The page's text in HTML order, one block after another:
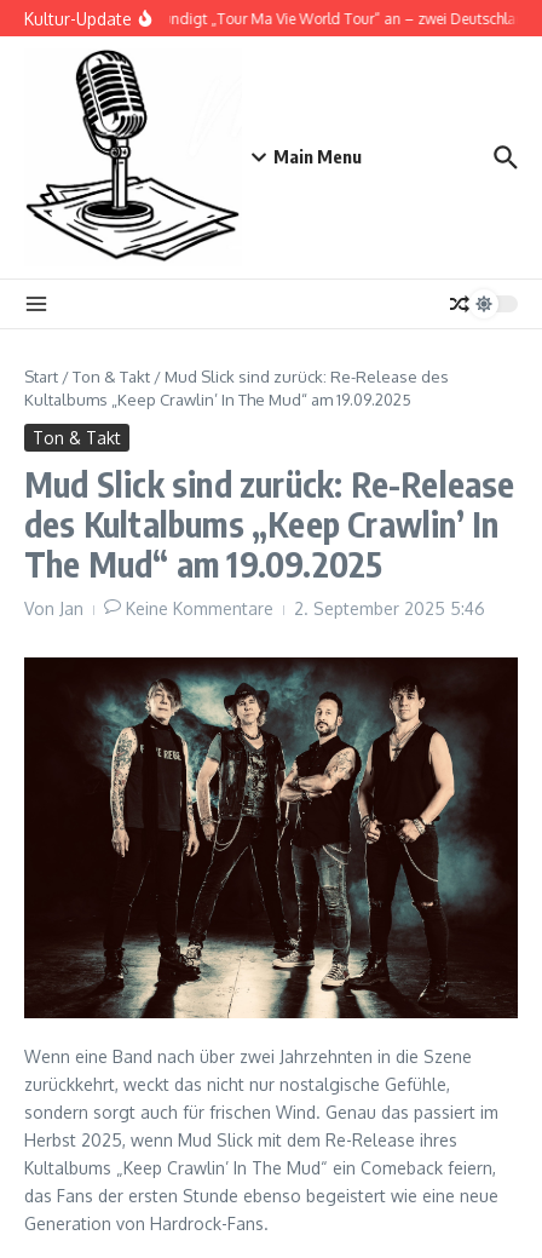
Zum Inhalt springen
Kultur-UpdateDoja Cat kündigt „Tour Ma Vie World Tour“ an – zwei
Main Menu
Start /Ton & Takt / Mud Slick sind zurück: Re-Release des
Kultalbums „Keep Crawlin’ In The Mud“ am 19.09.2025
Ton & Takt
Mud Slick sind zurück: Re-Release
des Kultalbums „Keep Crawlin’ In
The Mud“ am 19.09.2025
Von Jan Keine Kommentare 2. September 2025 5:46
Wenn eine Band nach über zwei Jahrzehnten in die Szene
zurückkehrt, weckt das nicht nur nostalgische Gefühle,
sondern sorgt auch für frischen Wind. Genau das passiert im
Herbst 2025, wenn Mud Slick mit dem Re-Release ihres
Kultalbums „Keep Crawlin’ In The Mud“ ein Comeback feiern,
das Fans der ersten Stunde ebenso begeistert wie eine neue
Generation von Hardrock-Fans.